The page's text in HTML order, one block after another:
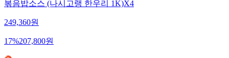
볶음밥소스 (나시고랭 한우리 1K)X4
249,360원
17%207,800원